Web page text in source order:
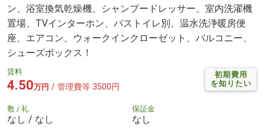
ン、浴室換気乾燥機、シャンプードレッサー、室内洗濯機
置場、TVインターホン、バストイレ別、温水洗浄暖房便
座、エアコン、ウォークインクローゼット、バルコニー、
シューズボックス！
初期費用
を知りたい
賃料
4.50万円 / 管理費等 3500円
敷 / 礼
なし / なし
保証金
なし